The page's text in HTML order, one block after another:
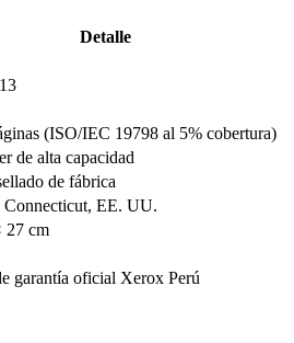
Detalle
(ISO/IEC 19798 al 5% cobertura)
de alta capacidad
de fábrica
EE. UU.
27 cm
garantía oficial Xerox Perú